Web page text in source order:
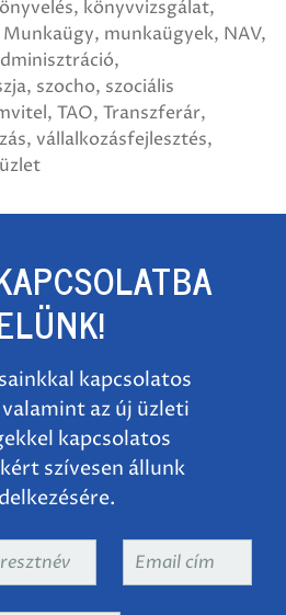
könyvvizsgálat
Munkaügy munkaügyek NAV
szocho szociális
TAO Transzferár
vállalkozásfejlesztés
üzlet
kapcsolatos
az új üzleti
kapcsolatos
szívesen állunk
Email